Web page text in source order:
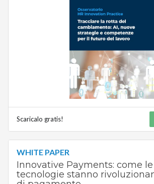
Scaricalo gratis!
WHITE PAPER
Innovative Payments: come
tecnologie stanno